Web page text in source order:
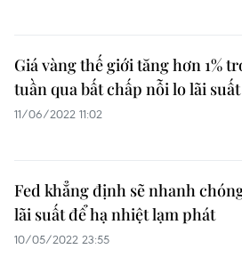
Giá vàng thế giới tăng hơn 1%
tuần qua bất chấp nỗi lo lãi suất
11/06/2022 11:02
Fed khẳng định sẽ nhanh
lãi suất để hạ nhiệt lạm phát
10/05/2022 23:55